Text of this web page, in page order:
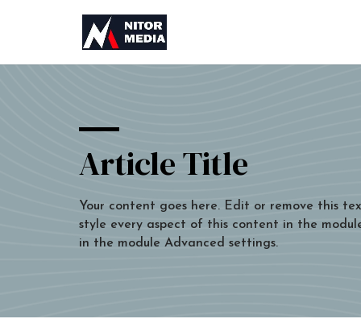
Article Title
Your content goes here. Edit or remove this
style every aspect of this content in the
in the module Advanced settings.